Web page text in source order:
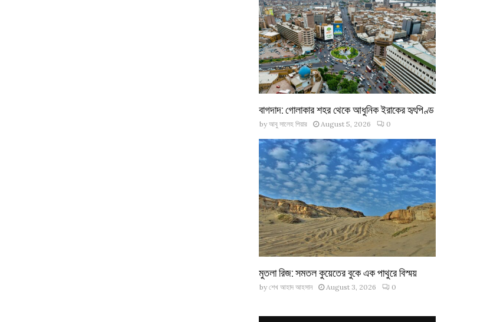
বাগদাদ: গোলাকার শহর থেকে আধুনিক ইরাকের হৃৎপিণ্ড
by আবু সালেহ পিয়ার August 5, 2026 0
মুতলা রিজ: সমতল কুয়েতের বুকে এক পাথুরে বিস্ময়
by শেখ আহাদ আহসান August 3, 2026 0